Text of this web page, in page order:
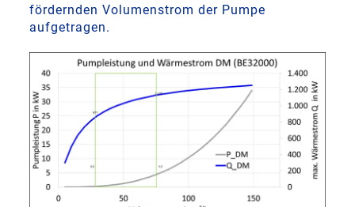
fördernden Volumenstrom der Pumpe
aufgetragen.